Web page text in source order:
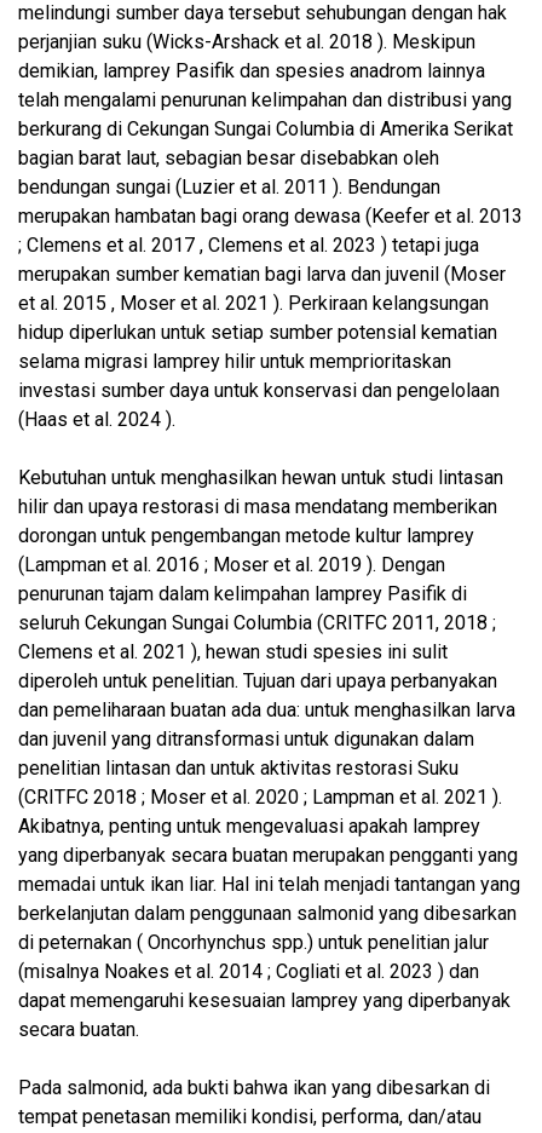
melindungi sumber daya tersebut sehubungan dengan hak
perjanjian suku (Wicks-Arshack et al. 2018 ). Meskipun
demikian, lamprey Pasifik dan spesies anadrom lainnya
telah mengalami penurunan kelimpahan dan distribusi yang
berkurang di Cekungan Sungai Columbia di Amerika Serikat
bagian barat laut, sebagian besar disebabkan oleh
bendungan sungai (Luzier et al. 2011 ). Bendungan
merupakan hambatan bagi orang dewasa (Keefer et al. 2013
; Clemens et al. 2017 , Clemens et al. 2023 ) tetapi juga
merupakan sumber kematian bagi larva dan juvenil (Moser
et al. 2015 , Moser et al. 2021 ). Perkiraan kelangsungan
hidup diperlukan untuk setiap sumber potensial kematian
selama migrasi lamprey hilir untuk memprioritaskan
investasi sumber daya untuk konservasi dan pengelolaan
(Haas et al. 2024 ).
Kebutuhan untuk menghasilkan hewan untuk studi lintasan
hilir dan upaya restorasi di masa mendatang memberikan
dorongan untuk pengembangan metode kultur lamprey
(Lampman et al. 2016 ; Moser et al. 2019 ). Dengan
penurunan tajam dalam kelimpahan lamprey Pasifik di
seluruh Cekungan Sungai Columbia (CRITFC 2011, 2018 ;
Clemens et al. 2021 ), hewan studi spesies ini sulit
diperoleh untuk penelitian. Tujuan dari upaya perbanyakan
dan pemeliharaan buatan ada dua: untuk menghasilkan larva
dan juvenil yang ditransformasi untuk digunakan dalam
penelitian lintasan dan untuk aktivitas restorasi Suku
(CRITFC 2018 ; Moser et al. 2020 ; Lampman et al. 2021 ).
Akibatnya, penting untuk mengevaluasi apakah lamprey
yang diperbanyak secara buatan merupakan pengganti yang
memadai untuk ikan liar. Hal ini telah menjadi tantangan yang
berkelanjutan dalam penggunaan salmonid yang dibesarkan
di peternakan ( Oncorhynchus spp.) untuk penelitian jalur
(misalnya Noakes et al. 2014 ; Cogliati et al. 2023 ) dan
dapat memengaruhi kesesuaian lamprey yang diperbanyak
secara buatan.
Pada salmonid, ada bukti bahwa ikan yang dibesarkan di
tempat penetasan memiliki kondisi, performa, dan/atau